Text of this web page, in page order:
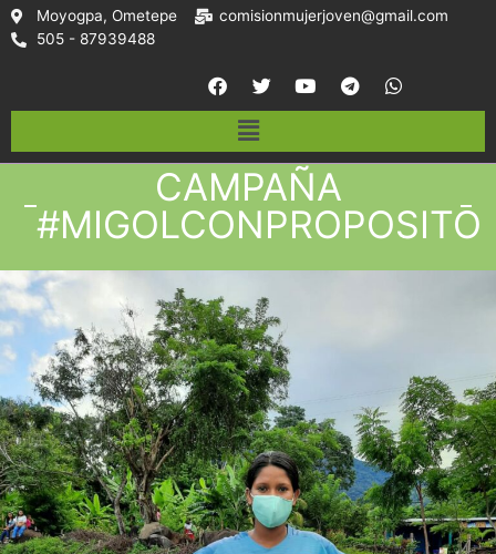
Moyogpa, Ometepe
comisionmujerjoven@gmail.com
505 - 87939488
CAMPAÑA
#MIGOLCONPROPOSITO